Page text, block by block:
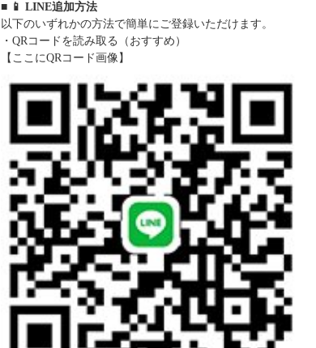
■ 📱 LINE追加方法
以下のいずれかの方法で簡単にご登録いただけます。
・QRコードを読み取る（おすすめ）
【ここにQRコード画像】